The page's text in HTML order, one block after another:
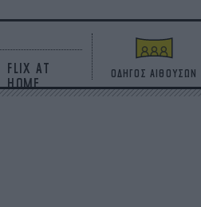
FLIX AT
HOME
ΟΔΗΓΟΣ ΑΙΘΟΥΣΩΝ